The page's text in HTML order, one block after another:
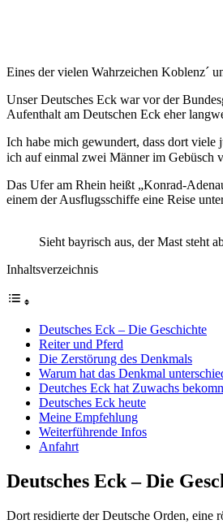
Eines der vielen Wahrzeichen Koblenz´
Unser Deutsches Eck war vor der
Aufenthalt am Deutschen Eck eher
Ich habe mich gewundert, dass dort
ich auf einmal zwei Männer im
Das Ufer am Rhein heißt „Konrad-
einem der Ausflugsschiffe eine Reise
Sieht bayrisch aus, der Mast steht
Inhaltsverzeichnis
Deutsches Eck – Die Geschichte
Reiter und Pferd
Die Zerstörung des Denkmals
Warum hat das Denkmal
Deutches Eck hat Zuwachs
Deutsches Eck heute
Meine Empfehlung
Weiterführende Infos
Anfahrt
Deutsches Eck – Die
Dort residierte der Deutsche Orden, eine